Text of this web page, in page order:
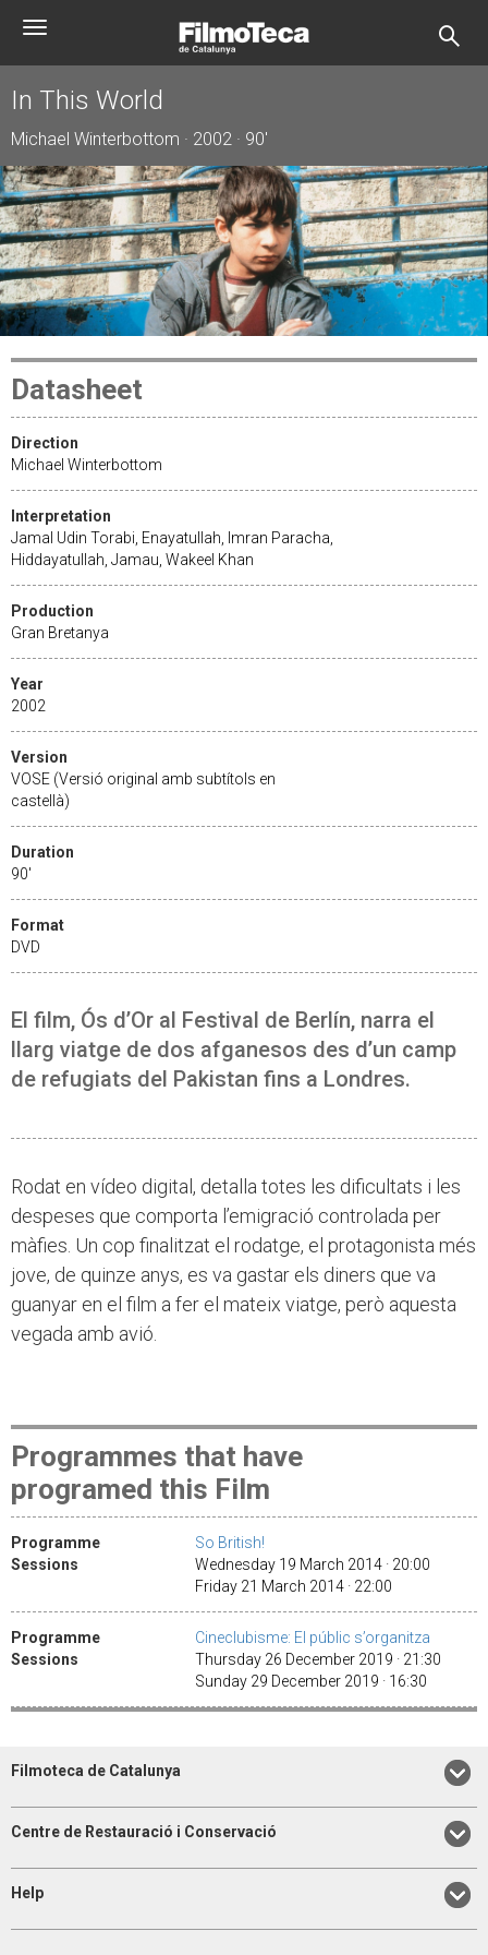
Toggle
In This World
Michael Winterbottom · 2002 · 90'
Datasheet
Direction
Michael Winterbottom
Interpretation
Jamal Udin Torabi, Enayatullah, Imran Paracha,
Hiddayatullah, Jamau, Wakeel Khan
Production
Gran Bretanya
Year
2002
Version
VOSE (Versió original amb subtítols en
castellà)
Duration
90'
Format
DVD
El film, Ós d’Or al Festival de Berlín, narra el
llarg viatge de dos afganesos des d’un camp
de refugiats del Pakistan fins a Londres.
Rodat en vídeo digital, detalla totes les dificultats i les
despeses que comporta l’emigració controlada per
màfies. Un cop finalitzat el rodatge, el protagonista més
jove, de quinze anys, es va gastar els diners que va
guanyar en el film a fer el mateix viatge, però aquesta
vegada amb avió.
Programmes that have
programed this Film
Programme
So British!
Sessions
Wednesday 19 March 2014 · 20:00
Friday 21 March 2014 · 22:00
Programme
Cineclubisme: El públic s’organitza
Sessions
Thursday 26 December 2019 · 21:30
Sunday 29 December 2019 · 16:30
Filmoteca de Catalunya
Centre de Restauració i Conservació
Help